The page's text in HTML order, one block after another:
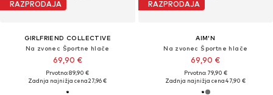
RAZPRODAJA
GIRLFRIEND COLLECTIVE
Na zvonec Športne hlače
69,90 €
Prvotno: 89,90 €
Zadnja najnižja cena27,96 €
RAZPRODAJA
AIM'N
Na zvonec Športne hlače
69,90 €
Prvotno: 79,90 €
Zadnja najnižja cena47,90 €